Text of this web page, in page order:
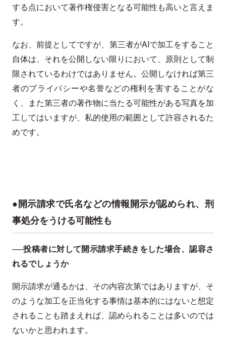
する点において著作権侵害となる可能性も高いと言えま
す。
なお、前提としてですが、第三者がAIで加工をすること
自体は、それを公開しない限りにおいて、原則として制
限されているわけではありません。公開しなければ第三
者のプライバシーや名誉などの権利を害することがな
く、また第三者の著作物に当たる可能性がある写真を加
工してはいますが、私的使用の範囲として許容されるた
めです。
●開示請求で氏名などの情報開示が認められ、刑
事処分をうける可能性も
──投稿者に対して開示請求手続きをした場合、認容さ
れるでしょうか
開示請求が通るかは、その内容次第ではありますが、そ
のような加工を正当化する事情は基本的にはないと想定
されることも踏まえれば、認められることは多いのでは
ないかと思われます。